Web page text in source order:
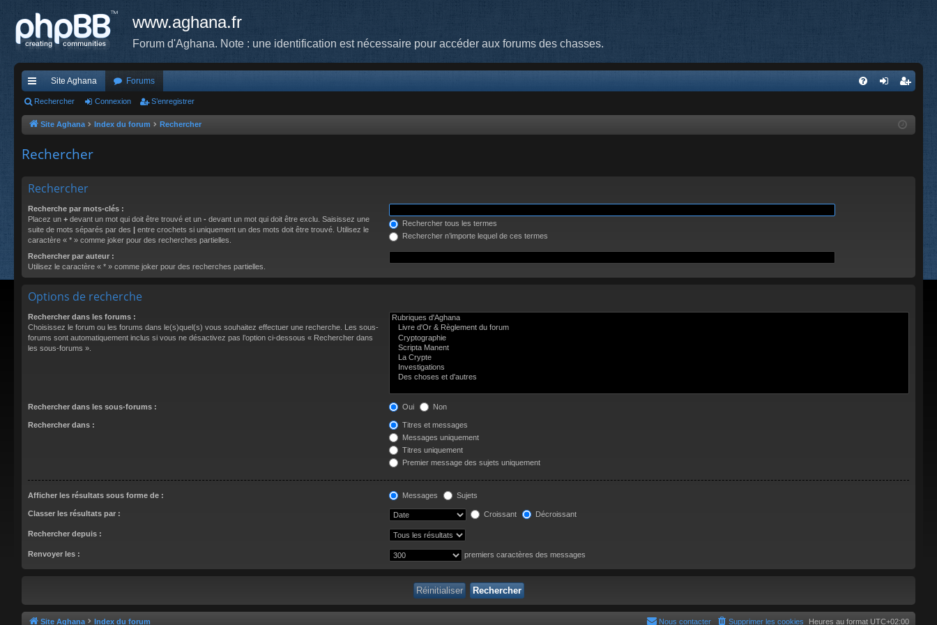
www.aghana.fr
Forum d'Aghana. Note : une identification est nécessaire pour accéder aux forums des chasses.
cc
ès
de
Site Aghana Forums
nr
Rechercher Connexion S’enregistrer
Site Aghana Index du forum Rechercher
Rechercher
Rechercher
Recherche par mots-clés :
Placez un + devant un mot qui doit être trouvé et un - devant un mot qui doit être exclu. Saisissez une
suite de mots séparés par des | entre crochets si uniquement un des mots doit être trouvé. Utilisez le
caractère « * » comme joker pour des recherches partielles.
Rechercher tous les termes
Rechercher n’importe lequel de ces termes
Rechercher par auteur :
Utilisez le caractère « * » comme joker pour des recherches partielles.
Options de recherche
Rechercher dans les forums :
Choisissez le forum ou les forums dans le(s)quel(s) vous souhaitez effectuer une recherche. Les sous-
forums sont automatiquement inclus si vous ne désactivez pas l’option ci-dessous « Rechercher dans
les sous-forums ».
Rechercher dans les sous-forums : Oui Non
Rechercher dans :
Titres et messages
Messages uniquement
Titres uniquement
Premier message des sujets uniquement
Afficher les résultats sous forme de : Messages Sujets
Classer les résultats par : Croissant Décroissant
Rechercher depuis :
Renvoyer les : premiers caractères des messages
Site Aghana Index du forum Heures au format UTC+02:00
Supprimer les cookies
Nous contacter